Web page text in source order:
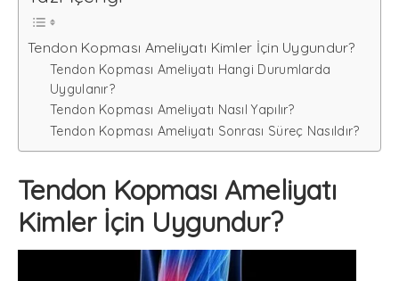
Tendon Kopması Ameliyatı Kimler İçin Uygundur?
Tendon Kopması Ameliyatı Hangi Durumlarda
Uygulanır?
Tendon Kopması Ameliyatı Nasıl Yapılır?
Tendon Kopması Ameliyatı Sonrası Süreç Nasıldır?
Tendon Kopması Ameliyatı
Kimler İçin Uygundur?